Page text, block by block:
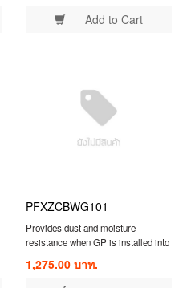
Add to Cart
PFXZCBWG101
Provides dust and moisture
resistance when GP is installed into
models Installation Gasket
1,275.00 บาท.